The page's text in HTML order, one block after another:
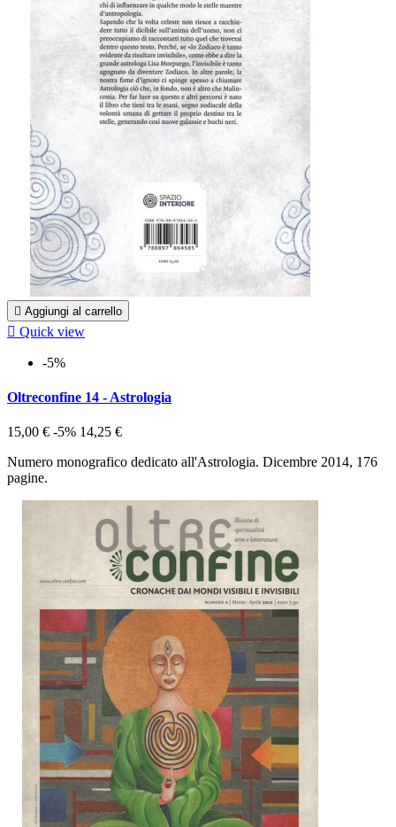
 Aggiungi al carrello
 Quick view
-5%
Oltreconfine 14 - Astrologia
15,00 € -5% 14,25 €
Numero monografico dedicato all'Astrologia. Dicembre 2014, 176
pagine.